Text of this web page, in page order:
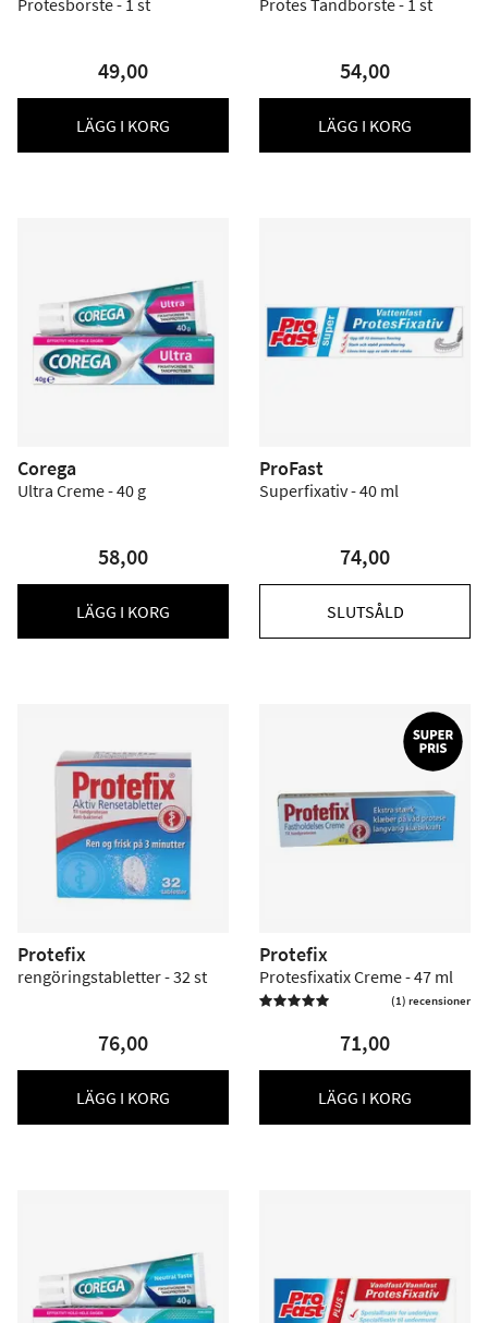
Protesborste - 1 st
49,00
LÄGG I KORG
Protes Tandborste - 1 st
54,00
LÄGG I KORG
Corega
Ultra Creme - 40 g
58,00
LÄGG I KORG
ProFast
Superfixativ - 40 ml
74,00
SLUTSÅLD
Protefix
rengöringstabletter - 32 st
76,00
LÄGG I KORG
Protefix
Protesfixatix Creme - 47 ml
 (1) recensioner
71,00
LÄGG I KORG